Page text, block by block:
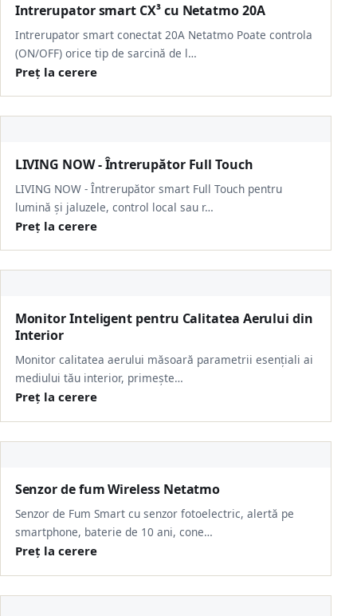
Intrerupator smart CX³ cu Netatmo 20A
Intrerupator smart conectat 20A Netatmo Poate controla
(ON/OFF) orice tip de sarcină de l…
Preț la cerere
LIVING NOW - Întrerupător Full Touch
LIVING NOW - Întrerupător smart Full Touch pentru
lumină și jaluzele, control local sau r…
Preț la cerere
Monitor Inteligent pentru Calitatea Aerului din
Interior
Monitor calitatea aerului măsoară parametrii esențiali ai
mediului tău interior, primește…
Preț la cerere
Senzor de fum Wireless Netatmo
Senzor de Fum Smart cu senzor fotoelectric, alertă pe
smartphone, baterie de 10 ani, cone…
Preț la cerere